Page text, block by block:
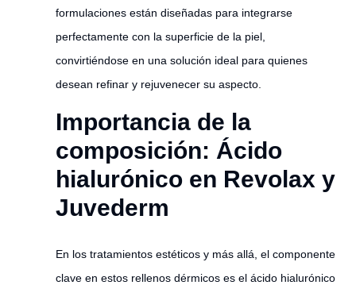
formulaciones están diseñadas para integrarse
perfectamente con la superficie de la piel,
convirtiéndose en una solución ideal para quienes
desean refinar y rejuvenecer su aspecto.
Importancia de la
composición: Ácido
hialurónico en Revolax y
Juvederm
En los tratamientos estéticos y más allá, el componente
clave en estos rellenos dérmicos es el ácido hialurónico